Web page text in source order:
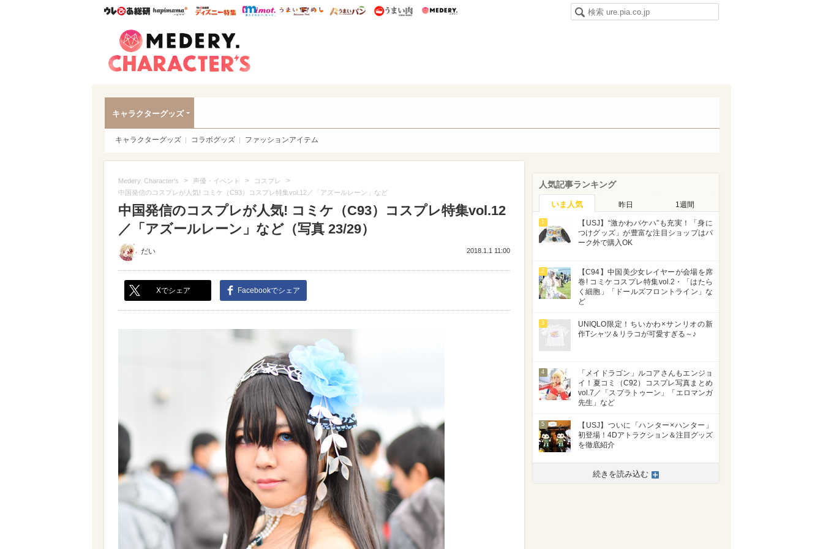
ウレぴあ総研ハピママ* ウレぴあ総研 ディズニー特集
mimot. うまいめし うまいパン うまい肉
キャラクターグッズ
キャラクターグッズ コラボグッズ ファッションアイテム
Medery. Character's > 声優・イベント > コスプレ >
中国発信のコスプレが人気! コミケ（C93）コスプレ特集vol.12／「アズールレーン」など
中国発信のコスプレが人気! コミケ（C93）コスプレ特集vol.12
／「アズールレーン」など（写真 23/29）
だい 2018.1.1 11:00
Xでシェア Facebookでシェア
人気記事ランキング
いま人気 昨日 1週間
1
【USJ】“激かわバケハ”も充実！「身に
つけグッズ」が豊富な注目ショップはパ
ーク外で購入OK
2
【C94】中国美少女レイヤーが会場を席
巻! コミケコスプレ特集vol.2・「はたら
く細胞」「ドールズフロントライン」な
ど
3
UNIQLO限定！ちいかわ×サンリオの新
作Tシャツ＆リラコが可愛すぎる～♪
4
「メイドラゴン」ルコアさんもエンジョ
イ！夏コミ（C92）コスプレ写真まとめ
vol.7／「スプラトゥーン」「エロマンガ
先生」など
5
【USJ】ついに「ハンター×ハンター」
初登場！4Dアトラクション＆注目グッズ
を徹底紹介
続きを読み込む